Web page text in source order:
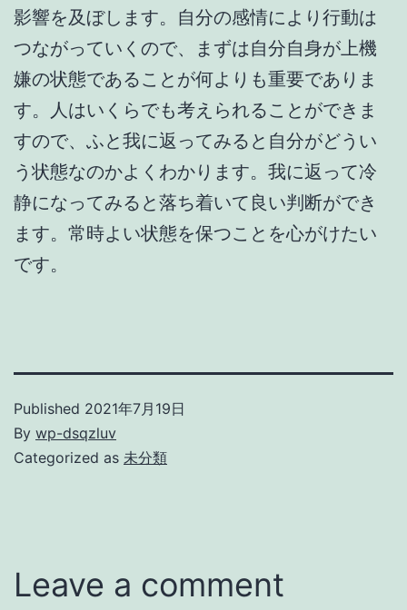
影響を及ぼします。自分の感情により行動は
つながっていくので、まずは自分自身が上機
嫌の状態であることが何よりも重要でありま
す。人はいくらでも考えられることができま
すので、ふと我に返ってみると自分がどうい
う状態なのかよくわかります。我に返って冷
静になってみると落ち着いて良い判断ができ
ます。常時よい状態を保つことを心がけたい
です。
Published 2021年7月19日
By wp-dsqzluv
Categorized as 未分類
Leave a comment